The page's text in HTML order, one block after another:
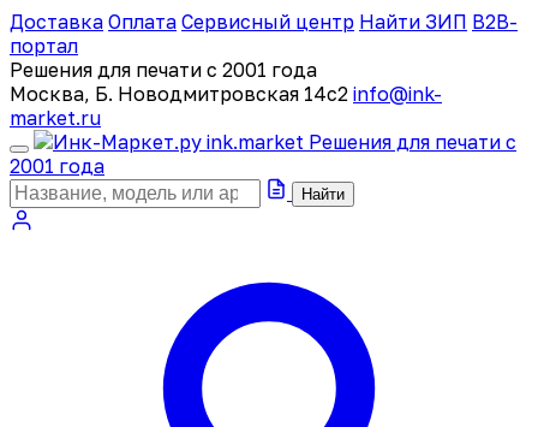
Доставка Оплата Сервисный центр Найти ЗИП B2B-
портал
Решения для печати с 2001 года
Москва, Б. Новодмитровская 14с2 info@ink-
market.ru
ink.market Решения для печати с
2001 года
Найти